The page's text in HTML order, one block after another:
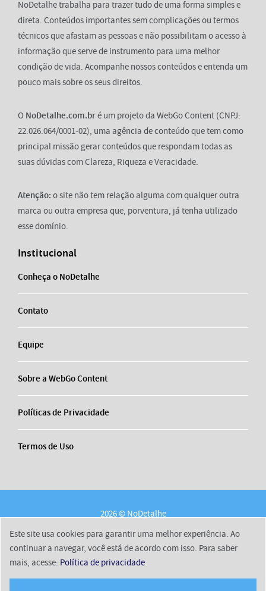
NoDetalhe trabalha para trazer tudo de uma forma simples e
direta. Conteúdos importantes sem complicações ou termos
técnicos que afastam as pessoas e não possibilitam o acesso à
informação que serve de instrumento para uma melhor
condição de vida. Acompanhe nossos conteúdos e entenda um
pouco mais sobre os seus direitos.
O NoDetalhe.com.bré um projeto da WebGo Content (CNPJ:
22.026.064/0001-02), uma agência de conteúdo que tem como
principal missão gerar conteúdos que respondam todas as
suas dúvidas com Clareza, Riqueza e Veracidade.
Atenção: o site não tem relação alguma com qualquer outra
marca ou outra empresa que, porventura, já tenha utilizado
esse domínio.
Institucional
Conheça o NoDetalhe
Contato
Equipe
Sobre a WebGo Content
Políticas de Privacidade
Termos de Uso
2026 © NoDetalhe
Sobre a WebGo Content
Políticas de Privacidade
Termos de Uso
Este site usa cookies para garantir uma melhor experiência. Ao
continuar a navegar, você está de acordo com isso. Para saber
mais, acesse: Política de privacidade